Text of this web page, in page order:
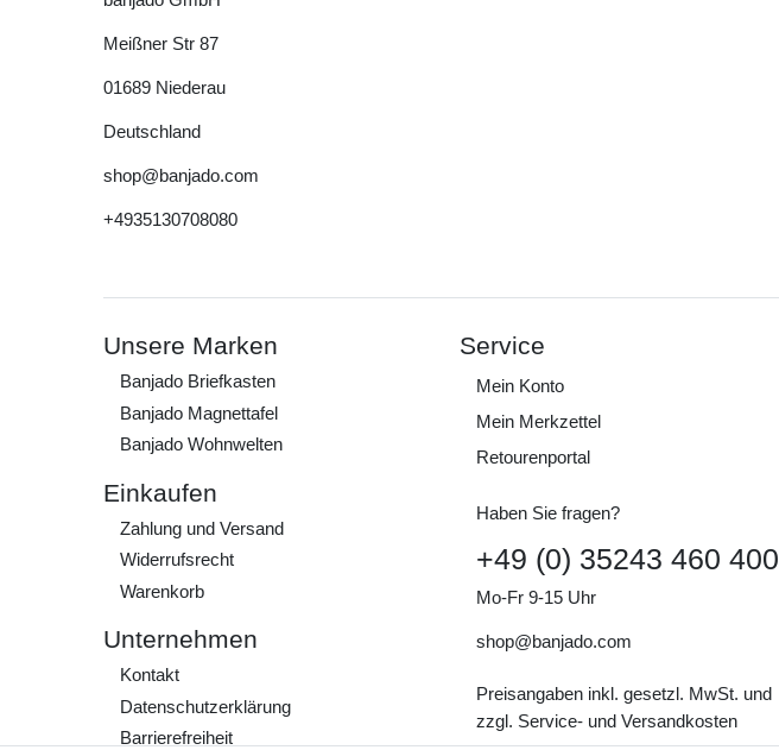
Meißner Str 87
01689 Niederau
Deutschland
shop@banjado.com
+4935130708080
Unsere Marken
Banjado Briefkasten
Banjado Magnettafel
Banjado Wohnwelten
Einkaufen
Zahlung und Versand
Widerrufs­recht
Warenkorb
Unternehmen
Kontakt
Daten­schutz­erklärung
Barrierefreiheit
Service
Mein Konto
Mein Merkzettel
Retourenportal
Haben Sie fragen?
+49 (0) 35243 460 400
Mo-Fr 9-15 Uhr
shop@banjado.com
Preisangaben inkl. gesetzl. MwSt. und
zzgl. Service- und Versandkosten